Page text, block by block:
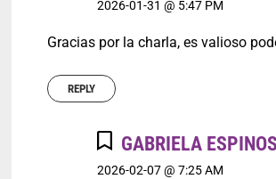
2026-01-31 @ 5:47 PM
Gracias por la charla, es valioso
REPLY
GABRIELA
2026-02-07 @ 7:25 AM